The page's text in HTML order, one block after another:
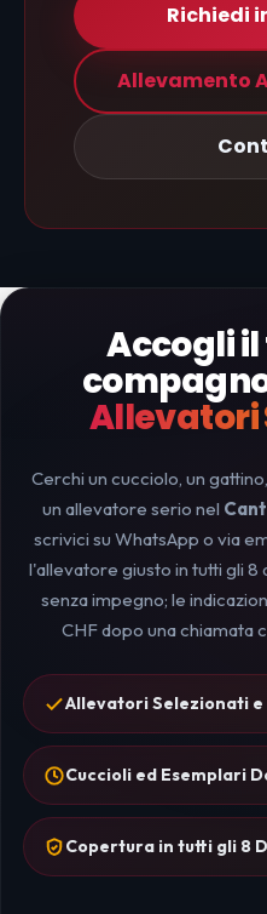
Richiedi
Allevamento
Accogli
Allevatori
Cerchi un cucciolo, un
un allevatore serio nel
scrivici su WhatsApp o via
l'allevatore giusto in tutti gli 8
senza impegno; le
CHF dopo una chiamata
Allevatori Selezionati e
Cuccioli ed Esemplari
Copertura in tutti gli 8